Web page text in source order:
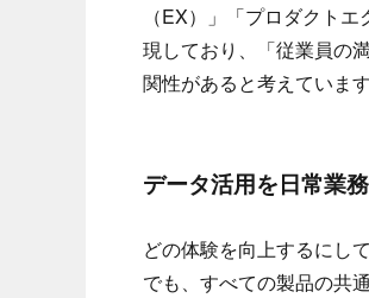
（EX）」「プロダクト
現しており、「従業員の
関性があると考えています
データ活用を日常業
どの体験を向上するにし
でも、すべての製品の共